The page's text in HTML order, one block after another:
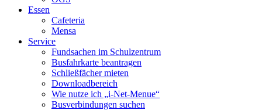
Essen
Cafeteria
Mensa
Service
Fundsachen im Schulzentrum
Busfahrkarte beantragen
Schließfächer mieten
Downloadbereich
Wie nutze ich „i-Net-Menue“
Busverbindungen suchen